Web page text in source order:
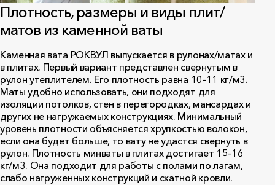
Плотность, размеры и виды плит/
матов из каменной ваты
Каменная вата РОКВУЛ выпускается в рулонах/матах и
в плитах. Первый вариант представлен свернутым в
рулон утеплителем. Его плотность равна 10-11 кг/м3.
Маты удобно использовать, они подходят для
изоляции потолков, стен в перегородках, мансардах и
других не нагружаемых конструкциях. Минимальный
уровень плотности объясняется хрупкостью волокон,
если она будет больше, то вату не удастся свернуть в
рулон. Плотность минваты в плитах достигает 15-16
кг/м3. Она подходит для работы с полами по лагам,
слабо нагруженных конструкций и скатной кровли.